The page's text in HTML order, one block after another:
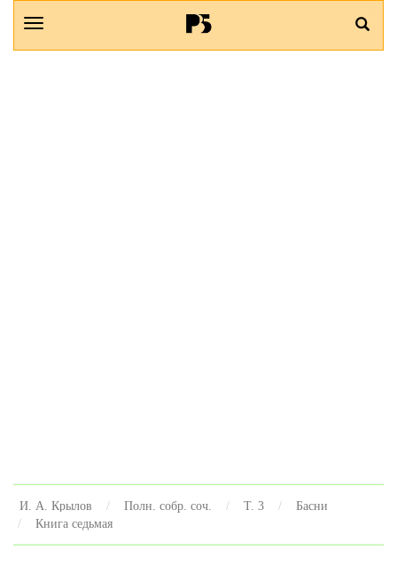
И. А. Крылов Полн. собр. соч. Т. 3
Басни
Книга седьмая